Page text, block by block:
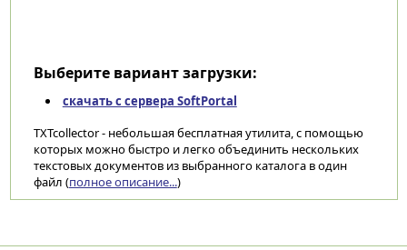
Выберите вариант загрузки:
скачать с сервера SoftPortal
TXTcollector - небольшая бесплатная утилита, с помощью
которых можно быстро и легко объединить нескольких
текстовых документов из выбранного каталога в один
файл (полное описание...)